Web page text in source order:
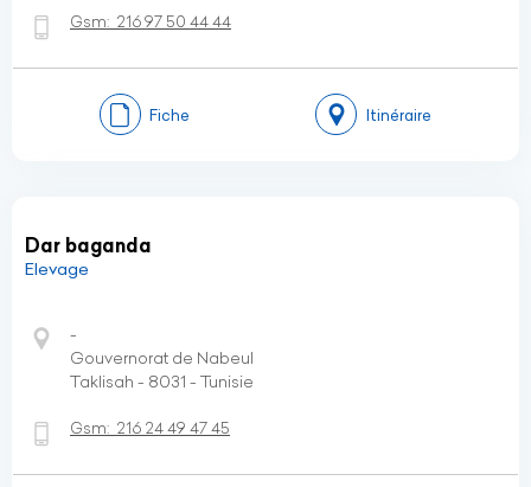
Gsm: 216 97 50 44 44
Fiche Itinéraire
Dar baganda
Elevage
-
Gouvernorat de Nabeul
Taklisah - 8031 - Tunisie
Gsm: 216 24 49 47 45